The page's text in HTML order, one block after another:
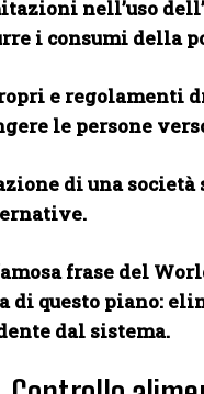
nell’uso
i consumi della
e regolamenti
le persone
di una
frase del
di questo piano:
dal sistema.